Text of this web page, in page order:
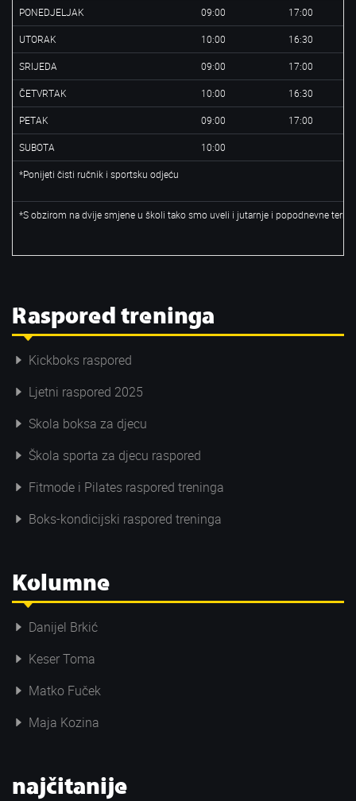
PONEDJELJAK 09:00 17:00
UTORAK 10:00 16:30
SRIJEDA 09:00 17:00
ČETVRTAK 10:00 16:30
PETAK 09:00 17:00
SUBOTA 10:00
*Ponijeti čisti ručnik i sportsku odjeću
*S obzirom na dvije smjene u školi tako smo uveli i jutarnje i popodnevne
Raspored treninga
Kickboks raspored
Ljetni raspored 2025
Skola boksa za djecu
Škola sporta za djecu raspored
Fitmode i Pilates raspored treninga
Boks-kondicijski raspored treninga
Kolumne
Danijel Brkić
Keser Toma
Matko Fuček
Maja Kozina
najčitanije